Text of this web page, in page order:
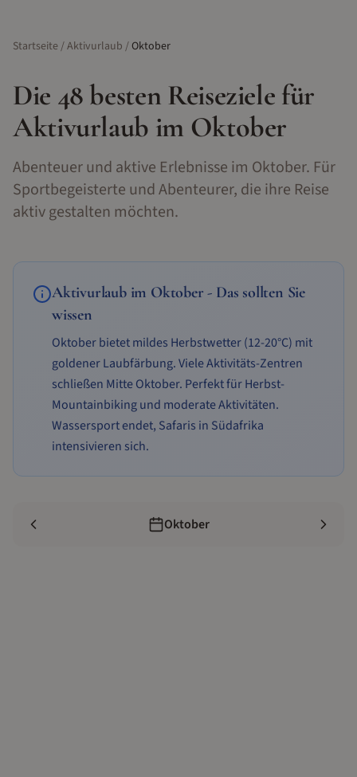
Startseite/Aktivurlaub /Oktober
Die 48besten Reiseziele für
Aktivurlaub im Oktober
Abenteuer und aktive Erlebnisse im Oktober. Für
Sportbegeisterte und Abenteurer, die ihre Reise
aktiv gestalten möchten.
Aktivurlaubim Oktober - Das sollten Sie
wissen
Oktober bietet mildes Herbstwetter (12-20°C) mit
goldener Laubfärbung. Viele Aktivitäts-Zentren
schließen Mitte Oktober. Perfekt für Herbst-
Mountainbiking und moderate Aktivitäten.
Wassersport endet, Safaris in Südafrika
intensivieren sich.
Oktober